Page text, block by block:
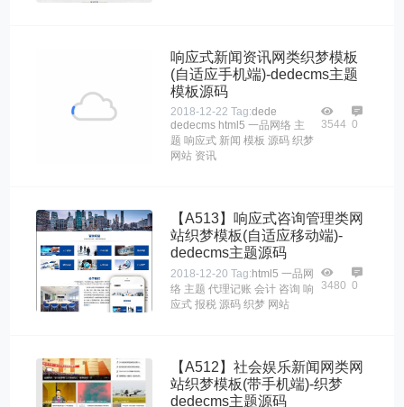
响应式新闻资讯网类织梦模板
(自适应手机端)-dedecms主题
模板源码
2018-12-22 Tag:dede
dedecms html5 一品网络 主
题 响应式 新闻 模板 源码 织梦
网站 资讯
3544 0
【A513】响应式咨询管理类网
站织梦模板(自适应移动端)-
dedecms主题源码
2018-12-20 Tag: html5 一品网
络 主题 代理记账 会计 咨询 响
应式 报税 源码 织梦 网站
3480 0
【A512】社会娱乐新闻网类网
站织梦模板(带手机端)-织梦
dedecms主题源码